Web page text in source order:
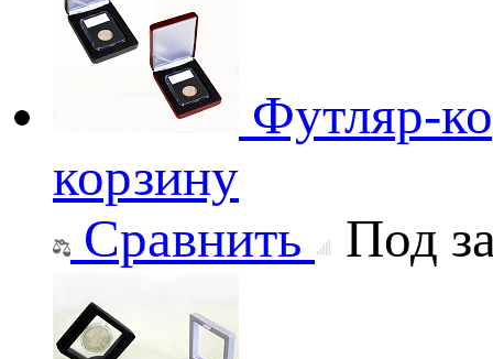
Футляр-
корзину
Сравнить
Под